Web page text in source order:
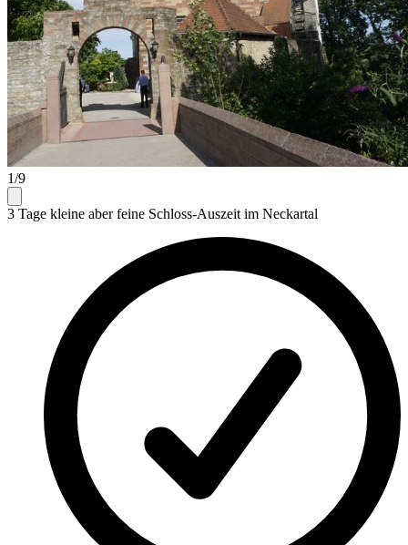
1/9
3 Tage kleine aber feine Schloss-Auszeit im Neckartal